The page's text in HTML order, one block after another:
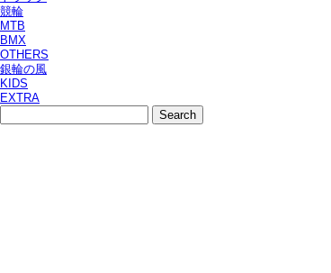
競輪
MTB
BMX
OTHERS
銀輪の風
KIDS
EXTRA